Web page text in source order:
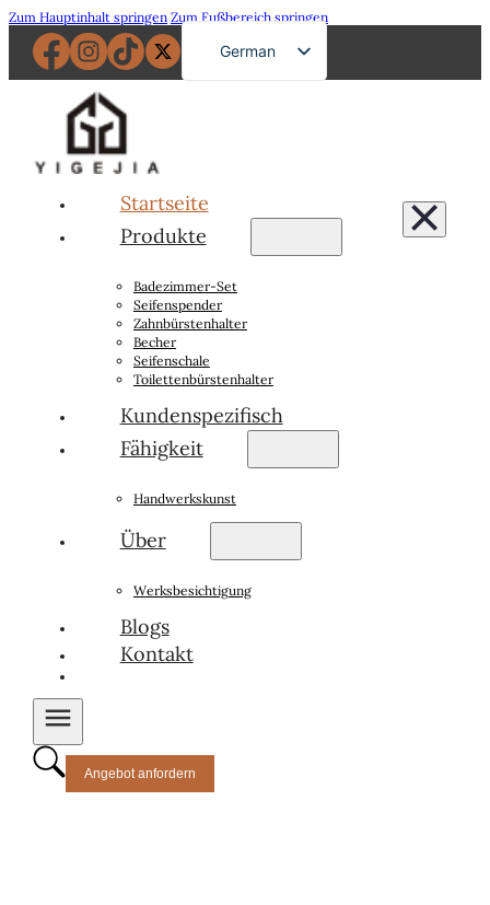
Zum Hauptinhalt springen Zum Fußbereich springen
German
English
Arabic
Startseite
Produkte
Badezimmer-Set
Seifenspender
Zahnbürstenhalter
Becher
Seifenschale
Toilettenbürstenhalter
Kundenspezifisch
Fähigkeit
Handwerkskunst
Über
Werksbesichtigung
Blogs
Kontakt
Angebot anfordern